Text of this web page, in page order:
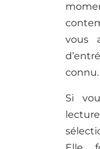
vous
connu.
Si